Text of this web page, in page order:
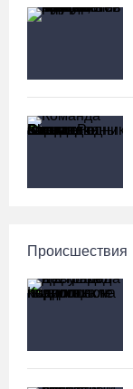
07.08.26 / 17:25
Происшествия